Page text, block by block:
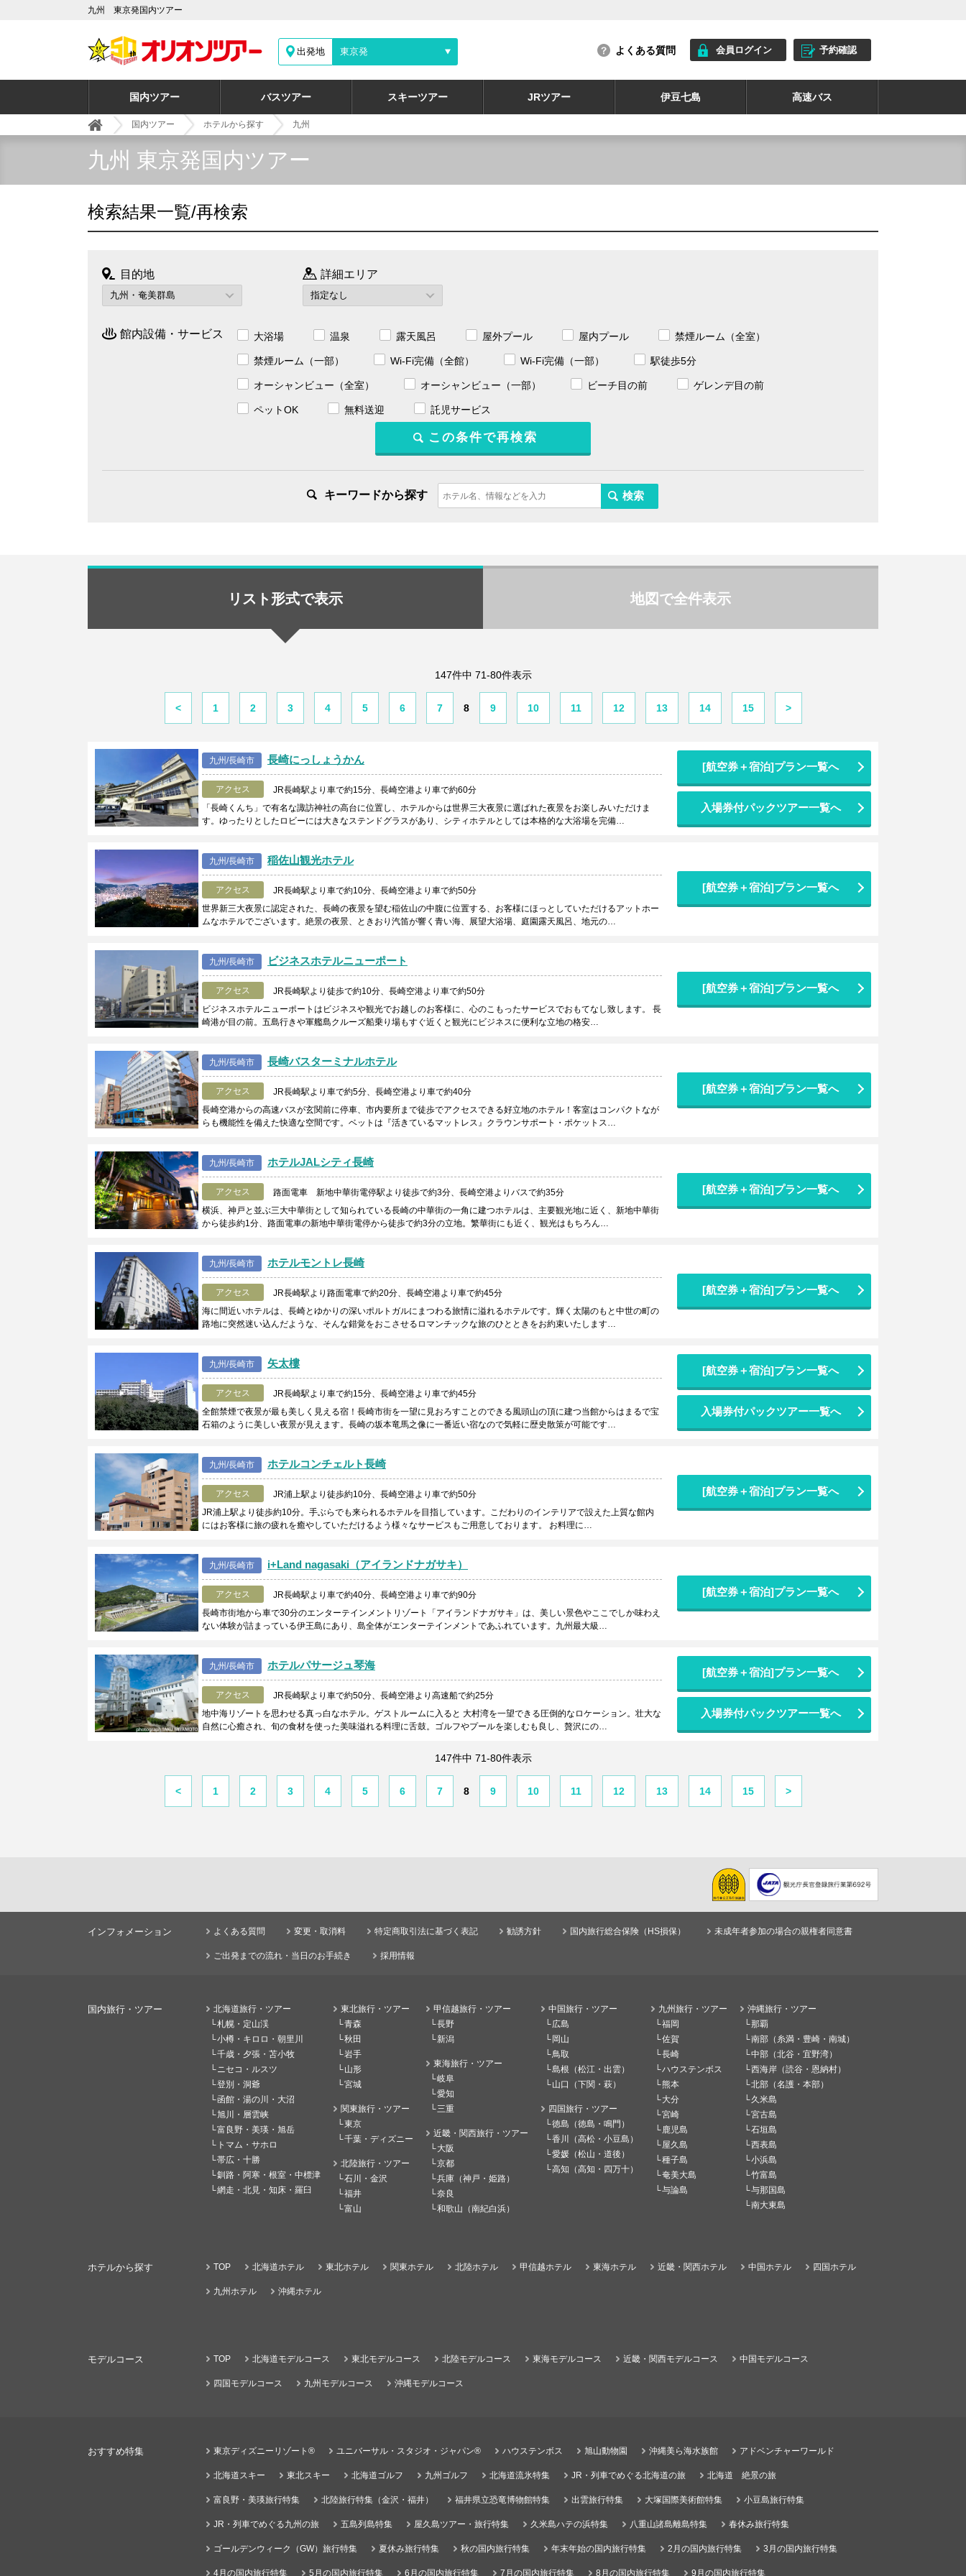
九州 東京発国内ツアー
出発地 東京発 よくある質問 会員ログイン 予約確認
国内ツアー バスツアー スキーツアー JRツアー 伊豆七島 高速バス
国内ツアー ホテルから探す 九州
九州 東京発国内ツアー
検索結果一覧/再検索
目的地 詳細エリア
館内設備・サービス 大浴場 温泉 露天風呂 屋外プール 屋内プール 禁煙ルーム（全室）
禁煙ルーム（一部） Wi-Fi完備（全館） Wi-Fi完備（一部） 駅徒歩5分
オーシャンビュー（全室） オーシャンビュー（一部） ビーチ目の前 ゲレンデ目の前
ペットOK 無料送迎 託児サービス
キーワードから探す
リスト形式で表示 地図で全件表示
147件中 71-80件表示
< 1 2 3 4 5 6 7 8 9 10 11 12 13 14 15 >
九州/長崎市 長崎にっしょうかん
アクセス
JR長崎駅より車で約15分、長崎空港より車で約60分
「長崎くんち」で有名な諏訪神社の高台に位置し、ホテルからは世界三大夜景に選ばれた夜景をお楽しみいただけま
す。ゆったりとしたロビーには大きなステンドグラスがあり、シティホテルとしては本格的な大浴場を完備…
[航空券＋宿泊]プラン一覧へ
入場券付パックツアー一覧へ
九州/長崎市 稲佐山観光ホテル
アクセス
JR長崎駅より車で約10分、長崎空港より車で約50分
世界新三大夜景に認定された、長崎の夜景を望む稲佐山の中腹に位置する、お客様にほっとしていただけるアットホー
ムなホテルでございます。絶景の夜景、ときおり汽笛が響く青い海、展望大浴場、庭園露天風呂、地元の…
[航空券＋宿泊]プラン一覧へ
九州/長崎市 ビジネスホテルニューポート
アクセス
JR長崎駅より徒歩で約10分、長崎空港より車で約50分
ビジネスホテルニューポートはビジネスや観光でお越しのお客様に、心のこもったサービスでおもてなし致します。 長
崎港が目の前。五島行きや軍艦島クルーズ船乗り場もすぐ近くと観光にビジネスに便利な立地の格安…
[航空券＋宿泊]プラン一覧へ
九州/長崎市 長崎バスターミナルホテル
アクセス
JR長崎駅より車で約5分、長崎空港より車で約40分
長崎空港からの高速バスが玄関前に停車、市内要所まで徒歩でアクセスできる好立地のホテル！客室はコンパクトなが
らも機能性を備えた快適な空間です。ベットは『活きているマットレス』クラウンサポート・ポケットス…
[航空券＋宿泊]プラン一覧へ
九州/長崎市 ホテルJALシティ長崎
アクセス
路面電車 新地中華街電停駅より徒歩で約3分、長崎空港よりバスで約35分
横浜、神戸と並ぶ三大中華街として知られている長崎の中華街の一角に建つホテルは、主要観光地に近く、新地中華街
から徒歩約1分、路面電車の新地中華街電停から徒歩で約3分の立地。繁華街にも近く、観光はもちろん…
[航空券＋宿泊]プラン一覧へ
九州/長崎市 ホテルモントレ長崎
アクセス
JR長崎駅より路面電車で約20分、長崎空港より車で約45分
海に間近いホテルは、長崎とゆかりの深いポルトガルにまつわる旅情に溢れるホテルです。輝く太陽のもと中世の町の
路地に突然迷い込んだような、そんな錯覚をおこさせるロマンチックな旅のひとときをお約束いたします…
[航空券＋宿泊]プラン一覧へ
九州/長崎市 矢太樓
アクセス
JR長崎駅より車で約15分、長崎空港より車で約45分
全館禁煙で夜景が最も美しく見える宿！長崎市街を一望に見おろすことのできる風頭山の頂に建つ当館からはまるで宝
石箱のように美しい夜景が見えます。長崎の坂本竜馬之像に一番近い宿なので気軽に歴史散策が可能です…
[航空券＋宿泊]プラン一覧へ
入場券付パックツアー一覧へ
九州/長崎市 ホテルコンチェルト長崎
アクセス
JR浦上駅より徒歩約10分、長崎空港より車で約50分
JR浦上駅より徒歩約10分。手ぶらでも来られるホテルを目指しています。こだわりのインテリアで設えた上質な館内
にはお客様に旅の疲れを癒やしていただけるよう様々なサービスもご用意しております。 お料理に…
[航空券＋宿泊]プラン一覧へ
九州/長崎市 i+Land nagasaki（アイランドナガサキ）
アクセス
JR長崎駅より車で約40分、長崎空港より車で約90分
長崎市街地から車で30分のエンターテインメントリゾート「アイランドナガサキ」は、美しい景色やここでしか味わえ
ない体験が詰まっている伊王島にあり、島全体がエンターテインメントであふれています。九州最大級…
[航空券＋宿泊]プラン一覧へ
九州/長崎市 ホテルパサージュ琴海
アクセス
JR長崎駅より車で約50分、長崎空港より高速船で約25分
地中海リゾートを思わせる真っ白なホテル。ゲストルームに入ると 大村湾を一望できる圧倒的なロケーション。壮大な
自然に心癒され、旬の食材を使った美味溢れる料理に舌鼓。ゴルフやプールを楽しむも良し、贅沢にの…
[航空券＋宿泊]プラン一覧へ
入場券付パックツアー一覧へ
147件中 71-80件表示
< 1 2 3 4 5 6 7 8 9 10 11 12 13 14 15 >
インフォメーション よくある質問 変更・取消料 特定商取引法に基づく表記 勧誘方針 国内旅行総合保険（HS損保） 未成年者参加の場合の親権者同意書
ご出発までの流れ・当日のお手続き 採用情報
国内旅行・ツアー
北海道旅行・ツアー
札幌・定山渓
小樽・キロロ・朝里川
千歳・夕張・苫小牧
ニセコ・ルスツ
登別・洞爺
函館・湯の川・大沼
旭川・層雲峡
富良野・美瑛・旭岳
トマム・サホロ
帯広・十勝
釧路・阿寒・根室・中標津
網走・北見・知床・羅臼
東北旅行・ツアー
青森
秋田
岩手
山形
宮城
関東旅行・ツアー
東京
千葉・ディズニー
北陸旅行・ツアー
石川・金沢
福井
富山
甲信越旅行・ツアー
長野
新潟
東海旅行・ツアー
岐阜
愛知
三重
近畿・関西旅行・ツアー
大阪
京都
兵庫（神戸・姫路）
奈良
和歌山（南紀白浜）
中国旅行・ツアー
広島
岡山
鳥取
島根（松江・出雲）
山口（下関・萩）
四国旅行・ツアー
徳島（徳島・鳴門）
香川（高松・小豆島）
愛媛（松山・道後）
高知（高知・四万十）
九州旅行・ツアー
福岡
佐賀
長崎
ハウステンボス
熊本
大分
宮崎
鹿児島
屋久島
種子島
奄美大島
与論島
沖縄旅行・ツアー
那覇
南部（糸満・豊崎・南城）
中部（北谷・宜野湾）
西海岸（読谷・恩納村）
北部（名護・本部）
久米島
宮古島
石垣島
西表島
小浜島
竹富島
与那国島
南大東島
ホテルから探す TOP 北海道ホテル 東北ホテル 関東ホテル 北陸ホテル 甲信越ホテル 東海ホテル 近畿・関西ホテル 中国ホテル 四国ホテル
九州ホテル 沖縄ホテル
モデルコース TOP 北海道モデルコース 東北モデルコース 北陸モデルコース 東海モデルコース 近畿・関西モデルコース 中国モデルコース
四国モデルコース 九州モデルコース 沖縄モデルコース
おすすめ特集 東京ディズニーリゾート® ユニバーサル・スタジオ・ジャパン® ハウステンボス 旭山動物園 沖縄美ら海水族館 アドベンチャーワールド
北海道スキー 東北スキー 北海道ゴルフ 九州ゴルフ 北海道流氷特集 JR・列車でめぐる北海道の旅 北海道 絶景の旅
富良野・美瑛旅行特集 北陸旅行特集（金沢・福井） 福井県立恐竜博物館特集 出雲旅行特集 大塚国際美術館特集 小豆島旅行特集
JR・列車でめぐる九州の旅 五島列島特集 屋久島ツアー・旅行特集 久米島ハテの浜特集 八重山諸島離島特集 春休み旅行特集
ゴールデンウィーク（GW）旅行特集 夏休み旅行特集 秋の国内旅行特集 年末年始の国内旅行特集 2月の国内旅行特集 3月の国内旅行特集
4月の国内旅行特集 5月の国内旅行特集 6月の国内旅行特集 7月の国内旅行特集 8月の国内旅行特集 9月の国内旅行特集